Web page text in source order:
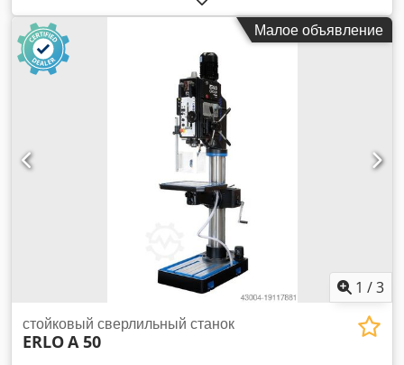
стола ø 500 мм Держатель шпинделя MK 5 Скорость
вращения шпинделя 40 - 800 об/мин Подача
0,1/0,14/0,2/0,28/0,4 мм/об. Диаметр колонны 220 мм
Расстояние между шпинделем и столом макс. 670 мм
Расстояние между шпинделем и опорной плитой 1180 мм
Общая потребляемая мощность 4 кВт Вес станка ок. 1,4
тонны Размеры станка Д x Ш x В 1,5 x 0,75 x 2,4 м
Принадлежности: быстрозажимной сверлильный патрон,
устройство для подачи охлаждающей жидкости
Малое объявление
1 /3
стойковый сверлильный станок
ERLOA 50